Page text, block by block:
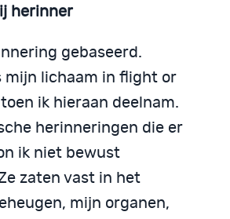
herinner
gebaseerd.
mijn lichaam in flight or
ik hieraan deelnam.
herinneringen die er
ik niet bewust
zaten vast in het
mijn organen,